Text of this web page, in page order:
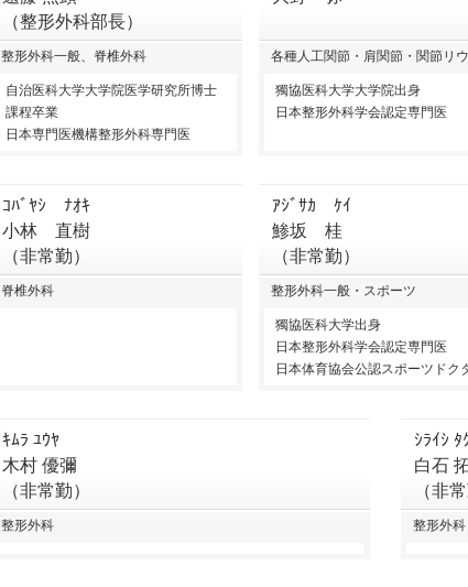
（整形外科部長）
整形外科一般、脊椎外科
自治医科大学大学院医学研究所博士
課程卒業
日本専門医機構整形外科専門医
各種人工関節・肩関節・関節リ
獨協医科大学大学院出身
日本整形外科学会認定専門医
ｺﾊﾞﾔｼ ﾅｵｷ
小林 直樹
（非常勤）
脊椎外科
ｱｼﾞｻｶ ｹｲ
鯵坂 桂
（非常勤）
整形外科一般・スポーツ
獨協医科大学出身
日本整形外科学会認定専門医
日本体育協会公認スポーツドク
ｷﾑﾗ ﾕｳﾔ
木村 優彌
（非常勤）
整形外科
ｼﾗｲｼ ﾀ
白石
（非
整形外科